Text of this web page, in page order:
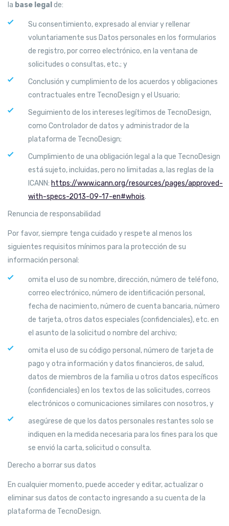
la base legal de:
Su consentimiento, expresado al enviar y rellenar
voluntariamente sus Datos personales en los formularios
de registro, por correo electrónico, en la ventana de
solicitudes o consultas, etc.; y
Conclusión y cumplimiento de los acuerdos y obligaciones
contractuales entre TecnoDesign y el Usuario;
Seguimiento de los intereses legítimos de TecnoDesign,
como Controlador de datos y administrador de la
plataforma de TecnoDesign;
Cumplimiento de una obligación legal a la que TecnoDesign
está sujeto, incluidas, pero no limitadas a, las reglas de la
ICANN: https://www.icann.org/resources/pages/approved-
with-specs-2013-09-17-en#whois.
Renuncia de responsabilidad
Por favor, siempre tenga cuidado y respete al menos los
siguientes requisitos mínimos para la protección de su
información personal:
omita el uso de su nombre, dirección, número de teléfono,
correo electrónico, número de identificación personal,
fecha de nacimiento, número de cuenta bancaria, número
de tarjeta, otros datos especiales (confidenciales), etc. en
el asunto de la solicitud o nombre del archivo;
omita el uso de su código personal, número de tarjeta de
pago y otra información y datos financieros, de salud,
datos de miembros de la familia u otros datos específicos
(confidenciales) en los textos de las solicitudes, correos
electrónicos o comunicaciones similares con nosotros, y
asegúrese de que los datos personales restantes solo se
indiquen en la medida necesaria para los fines para los que
se envió la carta, solicitud o consulta.
Derecho a borrar sus datos
En cualquier momento, puede acceder y editar, actualizar o
eliminar sus datos de contacto ingresando a su cuenta de la
plataforma de TecnoDesign.